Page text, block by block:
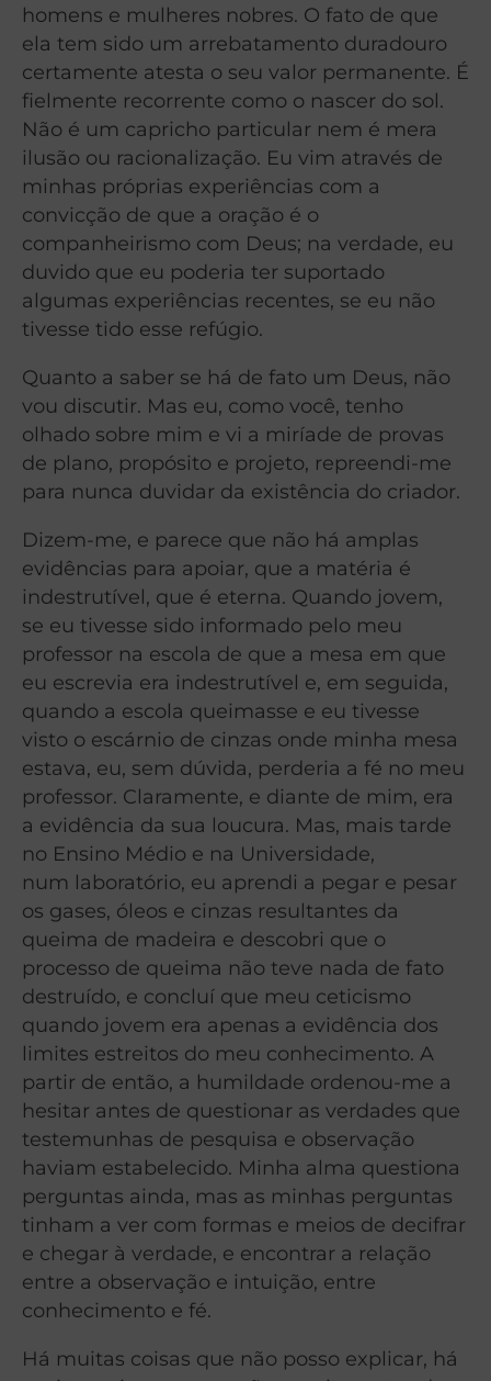
homens e mulheres nobres. O fato de que
ela tem sido um arrebatamento duradouro
certamente atesta o seu valor permanente. É
fielmente recorrente como o nascer do sol.
Não é um capricho particular nem é mera
ilusão ou racionalização. Eu vim através de
minhas próprias experiências com a
convicção de que a oração é o
companheirismo com Deus; na verdade, eu
duvido que eu poderia ter suportado
algumas experiências recentes, se eu não
tivesse tido esse refúgio.
Quanto a saber se há de fato um Deus, não
vou discutir. Mas eu, como você, tenho
olhado sobre mim e vi a miríade de provas
de plano, propósito e projeto, repreendi-me
para nunca duvidar da existência do criador.
Dizem-me, e parece que não há amplas
evidências para apoiar, que a matéria é
indestrutível, que é eterna. Quando jovem,
se eu tivesse sido informado pelo meu
professor na escola de que a mesa em que
eu escrevia era indestrutível e, em seguida,
quando a escola queimasse e eu tivesse
visto o escárnio de cinzas onde minha mesa
estava, eu, sem dúvida, perderia a fé no meu
professor. Claramente, e diante de mim, era
a evidência da sua loucura. Mas, mais tarde
no Ensino Médio e na Universidade,
num laboratório, eu aprendi a pegar e pesar
os gases, óleos e cinzas resultantes da
queima de madeira e descobri que o
processo de queima não teve nada de fato
destruído, e concluí que meu ceticismo
quando jovem era apenas a evidência dos
limites estreitos do meu conhecimento. A
partir de então, a humildade ordenou-me a
hesitar antes de questionar as verdades que
testemunhas de pesquisa e observação
haviam estabelecido. Minha alma questiona
perguntas ainda, mas as minhas perguntas
tinham a ver com formas e meios de decifrar
e chegar à verdade, e encontrar a relação
entre a observação e intuição, entre
conhecimento e fé.
Há muitas coisas que não posso explicar, há